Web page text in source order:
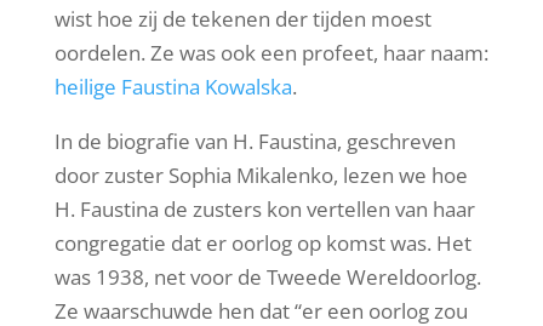
wist hoe zij de tekenen der tijden moest
oordelen. Ze was ook een profeet, haar naam:
heilige Faustina Kowalska.
In de biografie van H. Faustina, geschreven
door zuster Sophia Mikalenko, lezen we hoe
H. Faustina de zusters kon vertellen van haar
congregatie dat er oorlog op komst was. Het
was 1938, net voor de Tweede Wereldoorlog.
Ze waarschuwde hen dat “er een oorlog zou